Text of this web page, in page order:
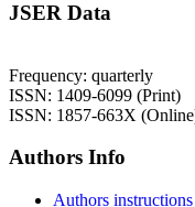
JSER Data
Frequency: quarterly
ISSN: 1409-6099 (Print)
ISSN: 1857-663X
Authors Info
Authors instructions